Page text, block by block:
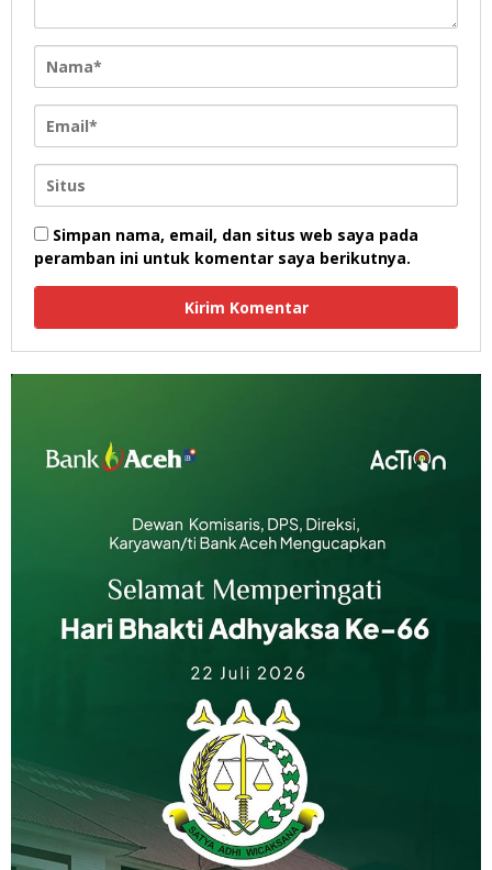
Simpan nama, email, dan situs web saya pada
peramban ini untuk komentar saya berikutnya.